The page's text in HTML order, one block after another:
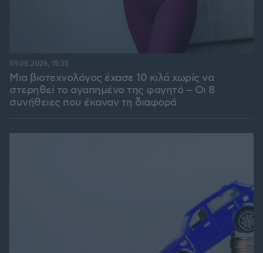
Μια βιοτεχνολόγος έχασε 10 κιλά χωρίς να
στερηθεί το αγαπημένο της φαγητό – Οι 8
συνήθειες που έκαναν τη διαφορά
09.08.2026, 15:35